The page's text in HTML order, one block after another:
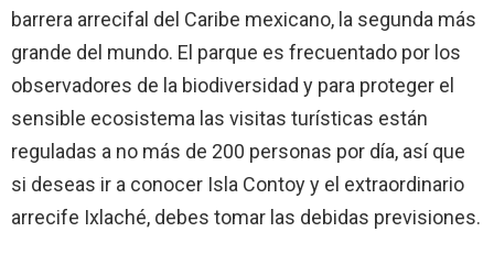
barrera arrecifal del Caribe mexicano, la segunda más
grande del mundo. El parque es frecuentado por los
observadores de la biodiversidad y para proteger el
sensible ecosistema las visitas turísticas están
reguladas a no más de 200 personas por día, así que
si deseas ir a conocer Isla Contoy y el extraordinario
arrecife Ixlaché, debes tomar las debidas previsiones.